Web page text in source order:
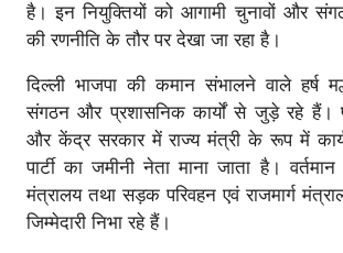
है। इन नियुक्तियों को आगामी चुनावों और
की रणनीति के तौर पर देखा जा रहा है।
दिल्ली भाजपा की कमान संभालने वाले हर्ष
संगठन और प्रशासनिक कार्यों से जुड़े रहे हैं।
और केंद्र सरकार में राज्य मंत्री के रूप में
पार्टी का जमीनी नेता माना जाता है।
मंत्रालय तथा सड़क परिवहन एवं राजमार्ग
जिम्मेदारी निभा रहे हैं।